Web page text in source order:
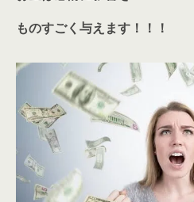
ものすごく与えます！！！